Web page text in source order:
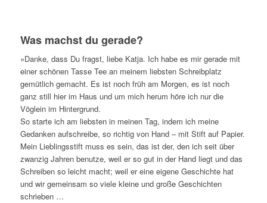
Was machst du gerade?
»Danke, dass Du fragst, liebe Katja. Ich habe es mir gerade mit
einer schönen Tasse Tee an meinem liebsten Schreibplatz
gemütlich gemacht. Es ist noch früh am Morgen, es ist noch
ganz still hier im Haus und um mich herum höre ich nur die
Vöglein im Hintergrund.
So starte ich am liebsten in meinen Tag, indem ich meine
Gedanken aufschreibe, so richtig von Hand – mit Stift auf Papier.
Mein Lieblingsstift muss es sein, das ist der, den ich seit über
zwanzig Jahren benutze, weil er so gut in der Hand liegt und das
Schreiben so leicht macht; weil er eine eigene Geschichte hat
und wir gemeinsam so viele kleine und große Geschichten
schrieben …